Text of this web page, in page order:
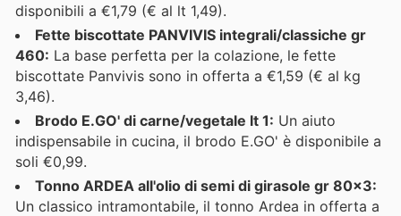
disponibili a €1,79 (€ al lt 1,49).
Fette biscottate PANVIVIS integrali/classiche gr
460: La base perfetta per la colazione, le fette
biscottate Panvivis sono in offerta a €1,59 (€ al kg
3,46).
Brodo E.GO' di carne/vegetale lt 1: Un aiuto
indispensabile in cucina, il brodo E.GO' è disponibile a
soli €0,99.
Tonno ARDEA all'olio di semi di girasole gr 80x3:
Un classico intramontabile, il tonno Ardea in offerta a